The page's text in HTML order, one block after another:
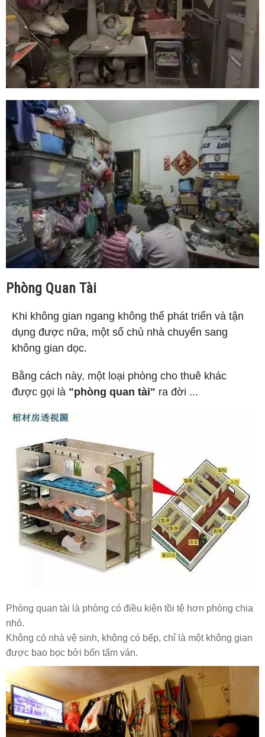
Phòng Quan Tài
Khi không gian ngang không thể phát triển và tận
dụng được nữa, một số chủ nhà chuyển sang
không gian dọc.
Bằng cách này, một loại phòng cho thuê khác
được gọi là "phòng quan tài" ra đời ...
Phòng quan tài là phòng có điều kiện tồi tệ hơn phòng chia
nhỏ.
Không có nhà vệ sinh, không có bếp, chỉ là một không gian
được bao bọc bởi bốn tấm ván.